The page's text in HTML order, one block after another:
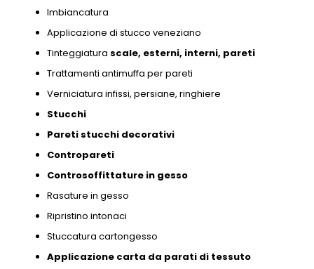
Imbiancatura
Applicazione di stucco veneziano
Tinteggiatura scale, esterni, interni, pareti
Trattamenti antimuffa per pareti
Verniciatura infissi, persiane, ringhiere
Stucchi
Pareti stucchi decorativi
Contropareti
Controsoffittature in gesso
Rasature in gesso
Ripristino intonaci
Stuccatura cartongesso
Applicazione carta da parati di tessuto